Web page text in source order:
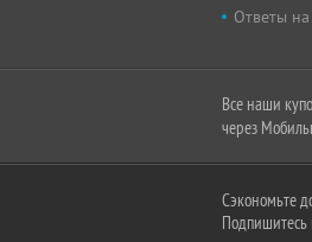
Ответы
Все наши
через
Сэкономьте